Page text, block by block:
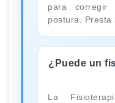
para corregir
postura. Presta
¿Puede un
La